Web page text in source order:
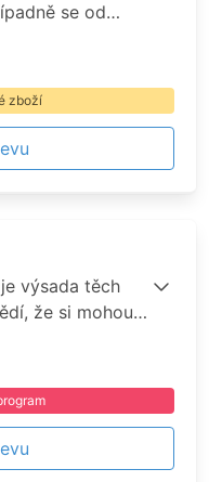
se od
zboží
výsada těch
že si mohou
přesně
toto je
vítězů a výtah
Členem klubu
zaregistrovat.